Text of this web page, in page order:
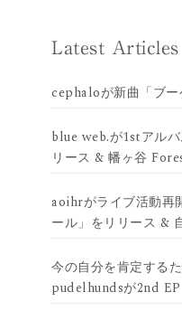
Latest Articles
cephaloが新曲「ブー
blue web.が1stアル
リース & 幡ヶ谷
aoihrがライブ活動再
ール」をリリース &
今の自分を肯定する
pudelhundsが2nd